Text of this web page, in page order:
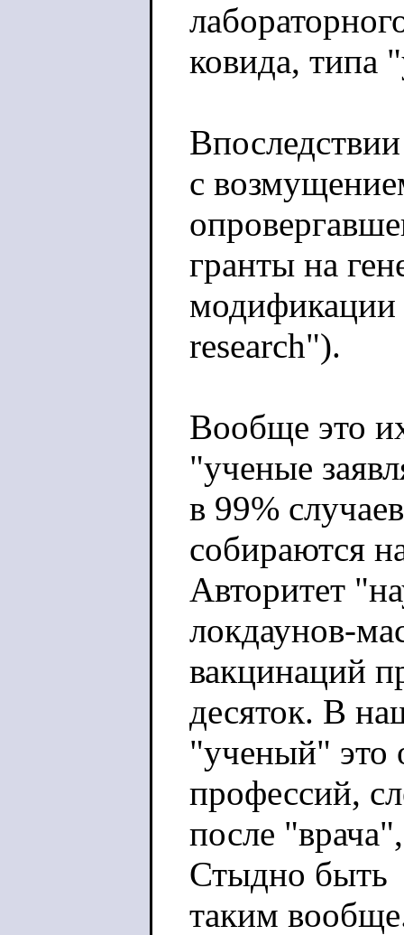
ковида, типа
с
гранты на
research").
Вообще это
"ученые
в 99%
собираются
Авторитет
локдаунов-
вакцинаций
десяток. В
"ученый" это
профессий,
после
Стыдно быть
таким